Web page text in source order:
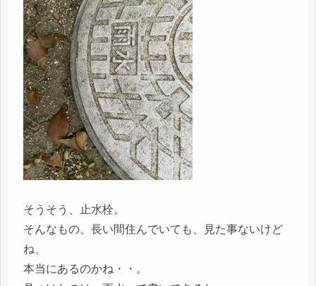
そうそう、止水栓。
そんなもの、長い間住んでいても、見た事ないけど
ね、
本当にあるのかね・・。